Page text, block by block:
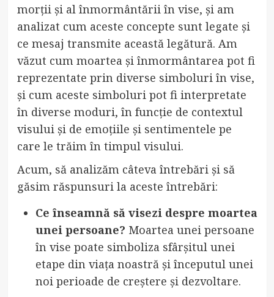
morții și al înmormântării în vise, și am
analizat cum aceste concepte sunt legate și
ce mesaj transmite această legătură. Am
văzut cum moartea și înmormântarea pot fi
reprezentate prin diverse simboluri în vise,
și cum aceste simboluri pot fi interpretate
în diverse moduri, în funcție de contextul
visului și de emoțiile și sentimentele pe
care le trăim în timpul visului.
Acum, să analizăm câteva întrebări și să
găsim răspunsuri la aceste întrebări:
Ce înseamnă să visezi despre moartea
unei persoane? Moartea unei persoane
în vise poate simboliza sfârșitul unei
etape din viața noastră și începutul unei
noi perioade de creștere și dezvoltare.